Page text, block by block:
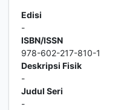
Edisi
-
ISBN/ISSN
978-602-217-810-1
Deskripsi Fisik
-
Judul Seri
-